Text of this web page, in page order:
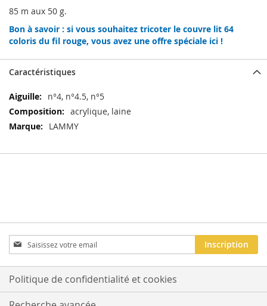
85 m aux 50 g.
Bon à savoir : si vous souhaitez tricoter le couvre lit 64
coloris du fil rouge, vous avez une offre spéciale ici !
Caractéristiques
Caractéristiquesn°4, n°4.5, n°5
acrylique, laine
LAMMY
Inscription
à
notre
newsletter
Inscription
Politique de confidentialité et cookies